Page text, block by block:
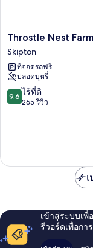
Throstle
Nest
Farm
Skipton
Throstle Nest Farm
Skipton
ที่จอดรถฟรี
ปลอดบุหรี่
9.6
จาก
รีวิว
9.6 ไร้ที่ติ
265 รีวิว
เข้าสู่ระบบเ
รีวอร์ดเพื่อกา